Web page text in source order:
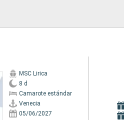
MSC Lirica
8 d
Camarote estándar
Venecia
05/06/2027